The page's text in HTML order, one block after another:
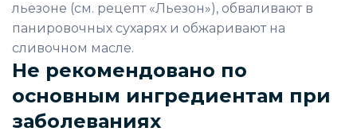
льезоне (см. рецепт «Льезон»), обваливают в
панировочных сухарях и обжаривают на
сливочном масле.
Не рекомендовано по
основным ингредиентам при
заболеваниях